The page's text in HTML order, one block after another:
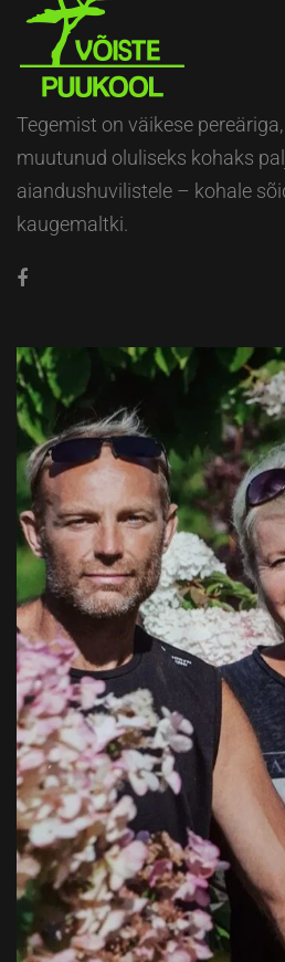
Tegemist on väikese
muutunud oluliseks kohaks
aiandushuvilistele – kohale
kaugemaltki.